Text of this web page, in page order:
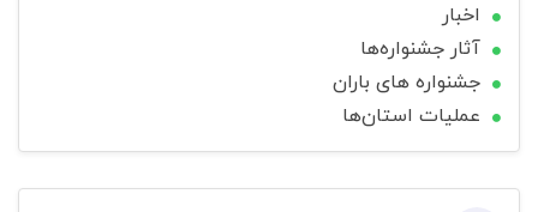
اخبار
آثار جشنواره‌ها
جشنواره های باران
عملیات استان‌ها